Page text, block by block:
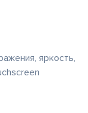
яркость,